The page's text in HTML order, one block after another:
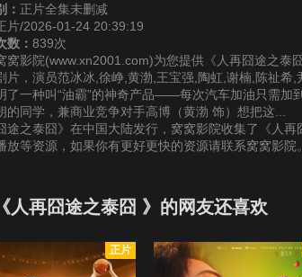
： 正片全集未删减
片/2026-01-24 20:39:19
数： 839次
窝影院(www.xn2001.com)为您提供《人再囧途之泰
片，演员范冰冰,徐峥,黄渤,王宝强,陶虹,谢楠,陈祉
了一种叫“油霸”的神奇产品——每次汽车加油只需加
的同学，兼商业竞争对手高博（黄渤 饰）想把这...
途之泰囧》在中国大陆发行，窝窝影院收集了《人
放等资源，如果你有更好更快的资源请联系窝窝影院。
人再囧途之泰囧 》的网友还喜欢
正片